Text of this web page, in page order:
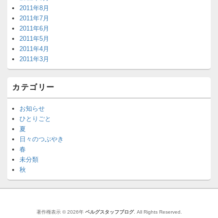
2011年8月
2011年7月
2011年6月
2011年5月
2011年4月
2011年3月
カテゴリー
お知らせ
ひとりごと
夏
日々のつぶやき
春
未分類
秋
著作権表示 © 2026年 ベルグスタッフブログ. All Rights Reserved.